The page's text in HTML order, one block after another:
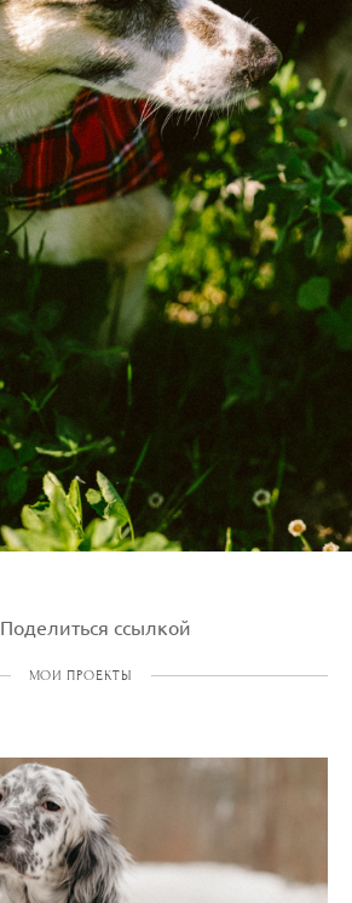
Поделиться ссылкой
МОИ ПРОЕКТЫ